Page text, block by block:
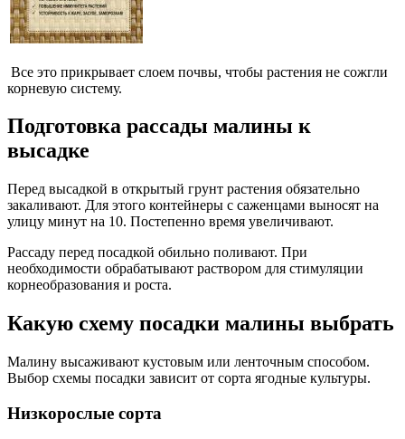
Все это прикрывает слоем почвы, чтобы растения не сожгли
корневую систему.
Подготовка рассады малины к
высадке
Перед высадкой в открытый грунт растения обязательно
закаливают. Для этого контейнеры с саженцами выносят на
улицу минут на 10. Постепенно время увеличивают.
Рассаду перед посадкой обильно поливают. При
необходимости обрабатывают раствором для стимуляции
корнеобразования и роста.
Какую схему посадки малины выбрать
Малину высаживают кустовым или ленточным способом.
Выбор схемы посадки зависит от сорта ягодные культуры.
Низкорослые сорта